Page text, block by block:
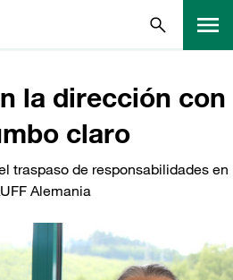
la dirección con
claro
traspaso de responsabilidades en
Alemania